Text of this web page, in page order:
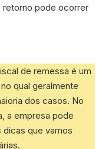
pode ocorrer
de remessa é um
qual geralmente
dos casos. No
a empresa pode
que vamos